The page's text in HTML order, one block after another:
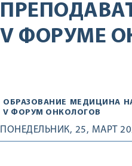
V ФОРУМЕ
ОБРАЗОВАНИЕ МЕДИЦИНА
V ФОРУМ ОНКОЛОГОВ
ПОНЕДЕЛЬНИК, 25, МАРТ